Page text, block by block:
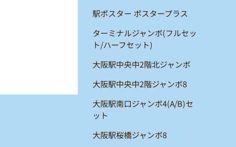
駅ポスター ポスタープラス
ターミナルジャンボ(フルセッ
ト/ハーフセット)
大阪駅中央中2階北ジャンボ
大阪駅中央中2階ジャンボ8
大阪駅南口ジャンボ4(A/B)セ
ット
大阪駅桜橋ジャンボ8